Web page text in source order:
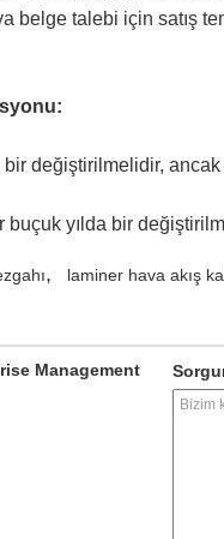
belge talebi için satış
değiştirilmelidir,
buçuk yılda bir
, laminer hava akış
Management